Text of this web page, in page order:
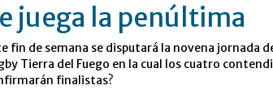
juega la penúltima
fin de semana se disputará la novena jornada
Tierra del Fuego en la cual los cuatro
finalistas?